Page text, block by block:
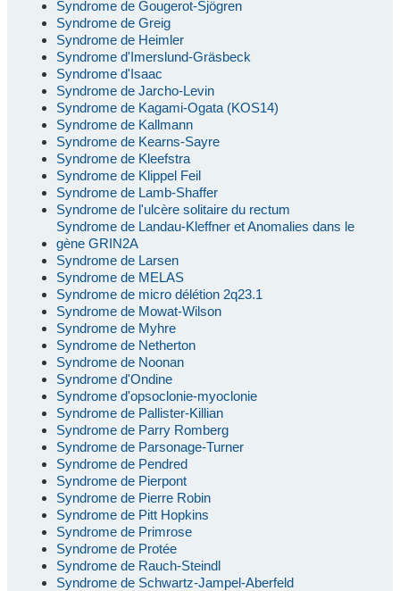
Syndrome de Gougerot-Sjögren
Syndrome de Greig
Syndrome de Heimler
Syndrome d'Imerslund-Gräsbeck
Syndrome d'Isaac
Syndrome de Jarcho-Levin
Syndrome de Kagami-Ogata (KOS14)
Syndrome de Kallmann
Syndrome de Kearns-Sayre
Syndrome de Kleefstra
Syndrome de Klippel Feil
Syndrome de Lamb-Shaffer
Syndrome de l'ulcère solitaire du rectum
Syndrome de Landau-Kleffner et Anomalies dans le
gène GRIN2A
Syndrome de Larsen
Syndrome de MELAS
Syndrome de micro délétion 2q23.1
Syndrome de Mowat-Wilson
Syndrome de Myhre
Syndrome de Netherton
Syndrome de Noonan
Syndrome d'Ondine
Syndrome d'opsoclonie-myoclonie
Syndrome de Pallister-Killian
Syndrome de Parry Romberg
Syndrome de Parsonage-Turner
Syndrome de Pendred
Syndrome de Pierpont
Syndrome de Pierre Robin
Syndrome de Pitt Hopkins
Syndrome de Primrose
Syndrome de Protée
Syndrome de Rauch-Steindl
Syndrome de Schwartz-Jampel-Aberfeld